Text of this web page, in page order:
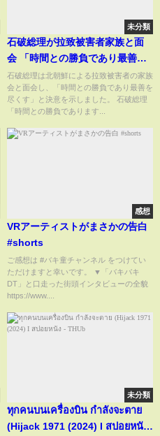
未分類
石破総理が拉致被害者家族と面
会 「時間との勝負であり最善尽
くす」と決意表明｜
TBS NEWS DIG
石破総理は北朝鮮による拉致被害者の家族
会と面会し、「時間との勝負であり最善を
尽くす」と決意を示しました。 石破総理
「時間との勝負であります...
感想
VRアーティストがまさかの告白
#shorts
ご感想は #バキ童チャンネル をつけてい
ただけますと幸いです。 ▼「バキバキ
DT」と口走った街頭インタビューの全貌
https://www....
未分類
ทุกคนบนเครื่องบิน กำลังจะตาย
(Hijack 1971 (2024) I สปอยหนัง